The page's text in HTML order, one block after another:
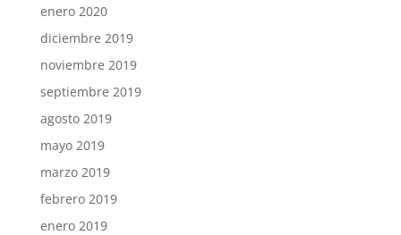
enero 2020
diciembre 2019
noviembre 2019
septiembre 2019
agosto 2019
mayo 2019
marzo 2019
febrero 2019
enero 2019